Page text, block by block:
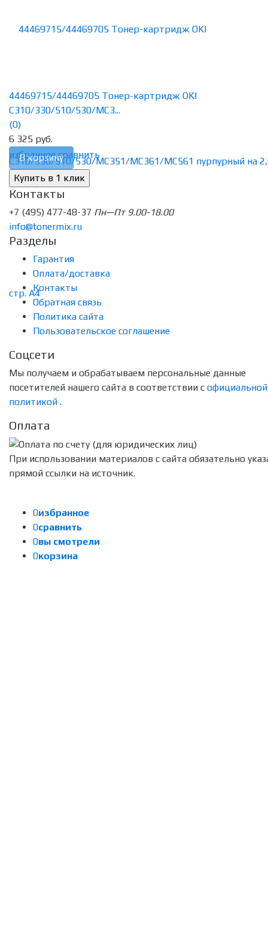
избранное сравнить
44469715/44469705 Тонер-картридж OKI
C310/330/510/530/MC3...
(0)
6 325 руб.
В корзину
Контакты
+7 (495) 477-48-37 Пн—Пт 9.00-18.00
info@tonermix.ru
Разделы
Гарантия
Оплата/доставка
Контакты
Обратная связь
Политика сайта
Пользовательское соглашение
Соцсети
Мы получаем и обрабатываем персональные данные
посетителей нашего сайта в соответствии с официальной
политикой .
Оплата
При использовании материалов с сайта обязательно
прямой ссылки на источник.
0избранное
0сравнить
0вы смотрели
0корзина